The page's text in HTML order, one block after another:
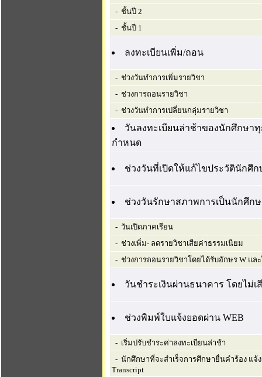
- ชั้นปี 2
- ชั้นปี 1
ลงทะเบียนเพิ่ม/ถอน
- ช่วงวันทำการเพิ่มรายวิชา
- ช่วงการถอนรายวิชา
- ช่วงวันทำการเปลี่ยนกลุ่มรายวิชา
วันลงทะเบียนล่าช้าของนักศึกษา
กำหนด
ช่วงวันที่เปิดให้แก้ไขประวัตินักศึก
ช่วงวันรักษาสภาพการเป็นนักศึก
- วันเปิดภาคเรียน
- ช่วงเพิ่ม- ลดรายวิชาเสียค่าธรรมเนียม
- ช่วงการถอนรายวิชาโดยได้รับอักษร W แล
วันชำระเงินผ่านธนาคาร โดยไม่เ
ช่วงพิมพ์ใบแจ้งยอดผ่าน WEB
- เริ่มปรับชำระค่าลงทะเบียนล่าช้า
- นักศึกษาที่จะสำเร็จการศึกษายื่นคำร้อง แ
Transcript